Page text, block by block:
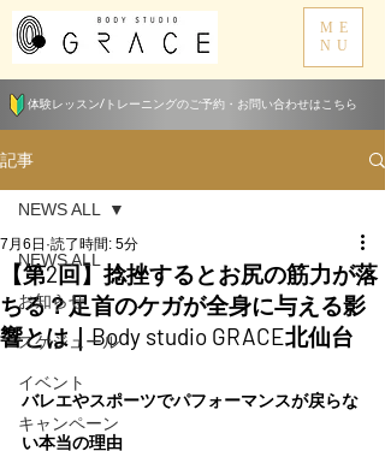
ME
NU
体験レッスン/トレーニングのご予約・お問い合わせはこちら
記事
NEWS ALL
お知らせ
スケジュール
イベント
キャンペーン
NEWS ALL
【第2回】捻挫するとお尻の筋力が落
ちる？足首のケガが全身に与える影
響とは｜Body studio GRACE北仙台
7月6日 読了時間: 5分
バレエやスポーツでパフォーマンスが戻らな
い本当の理由